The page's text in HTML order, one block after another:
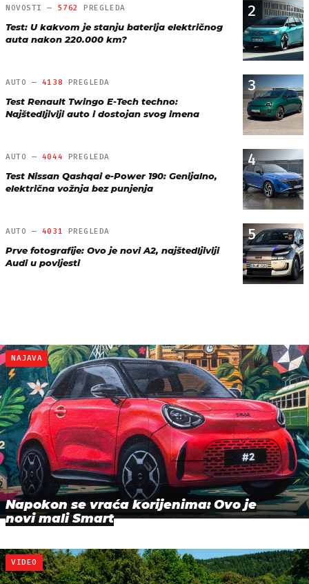
2
NOVOSTI — 5762 PREGLEDA
Test: U kakvom je stanju baterija električnog
auta nakon 220.000 km?
3
AUTO — 4138 PREGLEDA
Test Renault Twingo E-Tech techno:
Najštedljiviji auto i dostojan svog imena
4
AUTO — 4044 PREGLEDA
Test Nissan Qashqai e-Power 190: Genijalno,
električna vožnja bez punjenja
5
AUTO — 4031 PREGLEDA
Prve fotografije: Ovo je novi A2, najštedljiviji
Audi u povijesti
NAJAVA
Napokon se vraća korijenima: Ovo je
novi mali Smart
VIDEO